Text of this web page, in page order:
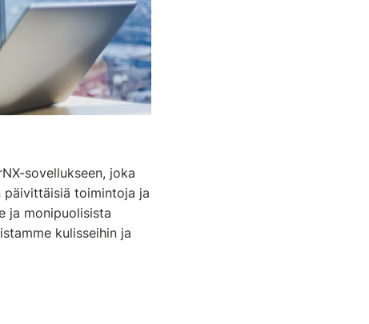
sovellukseen, joka
päivittäisiä toimintoja ja
ja monipuolisista
kulisseihin ja